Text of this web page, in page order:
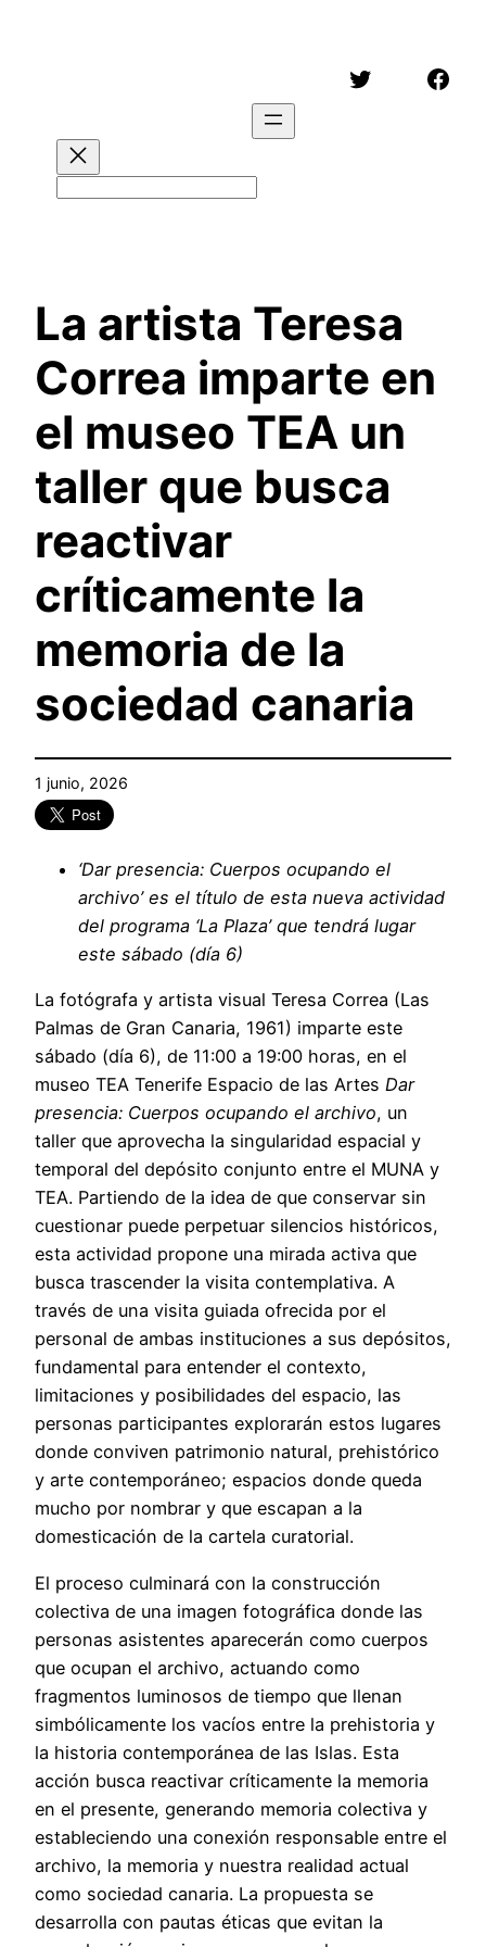
Twitter
La artista Teresa
Correa imparte en
el museo TEA un
taller que busca
reactivar
críticamente la
memoria de la
sociedad canaria
1 junio, 2026
‘Dar presencia: Cuerpos ocupando el
archivo’ es el título de esta nueva actividad
del programa ‘La Plaza’ que tendrá lugar
este sábado (día 6)
La fotógrafa y artista visual Teresa Correa (Las
Palmas de Gran Canaria, 1961) imparte este
sábado (día 6), de 11:00 a 19:00 horas, en el
museo TEA Tenerife Espacio de las Artes Dar
presencia: Cuerpos ocupando el archivo, un
taller que aprovecha la singularidad espacial y
temporal del depósito conjunto entre el MUNA y
TEA. Partiendo de la idea de que conservar sin
cuestionar puede perpetuar silencios históricos,
esta actividad propone una mirada activa que
busca trascender la visita contemplativa. A
través de una visita guiada ofrecida por el
personal de ambas instituciones a sus depósitos,
fundamental para entender el contexto,
limitaciones y posibilidades del espacio, las
personas participantes explorarán estos lugares
donde conviven patrimonio natural, prehistórico
y arte contemporáneo; espacios donde queda
mucho por nombrar y que escapan a la
domesticación de la cartela curatorial.
El proceso culminará con la construcción
colectiva de una imagen fotográfica donde las
personas asistentes aparecerán como cuerpos
que ocupan el archivo, actuando como
fragmentos luminosos de tiempo que llenan
simbólicamente los vacíos entre la prehistoria y
la historia contemporánea de las Islas. Esta
acción busca reactivar críticamente la memoria
en el presente, generando memoria colectiva y
estableciendo una conexión responsable entre el
archivo, la memoria y nuestra realidad actual
como sociedad canaria. La propuesta se
desarrolla con pautas éticas que evitan la